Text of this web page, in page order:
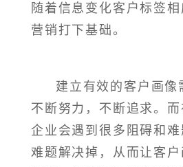
随着信息变化客户标签
营销打下基础。
建立有效的客户画像
不断努力，不断追求。而
企业会遇到很多阻碍和
难题解决掉，从而让客